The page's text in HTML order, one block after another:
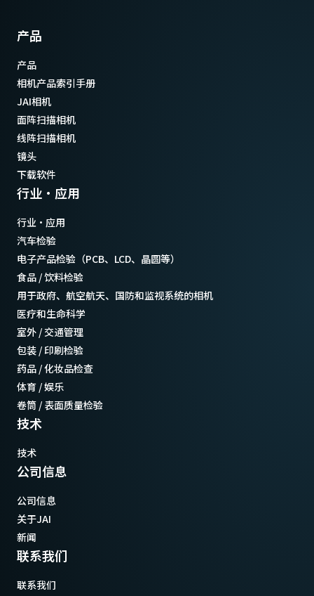
产品
产品
相机产品索引手册
JAI相机
面阵扫描相机
线阵扫描相机
镜头
下载软件
行业·应用
行业·应用
汽车检验
电子产品检验（PCB、LCD、晶圆等）
食品 / 饮料检验
用于政府、航空航天、国防和监视系统的相机
医疗和生命科学
室外 / 交通管理
包装 / 印刷检验
药品 / 化妆品检查
体育 / 娱乐
卷筒 / 表面质量检验
技术
技术
公司信息
公司信息
关于JAI
新闻
联系我们
联系我们